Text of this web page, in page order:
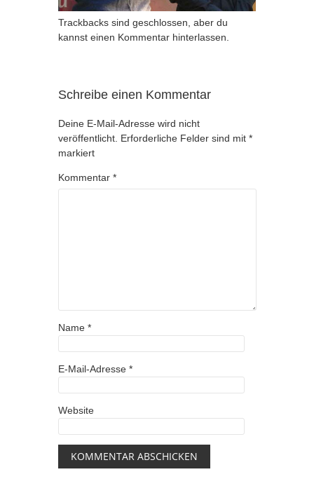
Trackbacks sind geschlossen, aber du
kannst einen Kommentar hinterlassen
Schreibe einen Kommentar
Deine E-Mail-Adresse wird nicht
veröffentlicht. Erforderliche Felder sind mit *
markiert
Kommentar *
Name *
E-Mail-Adresse *
Website